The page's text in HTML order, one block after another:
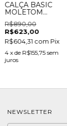
CALÇA BASIC
MOLETOM
ANIMAL PRINT
R$890,00
R$623,00
R$604,31 com Pix
4 x de R$155,75 sem
juros
NEWSLETTER